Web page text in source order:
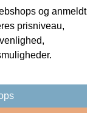
og anmeldt
prisniveau,